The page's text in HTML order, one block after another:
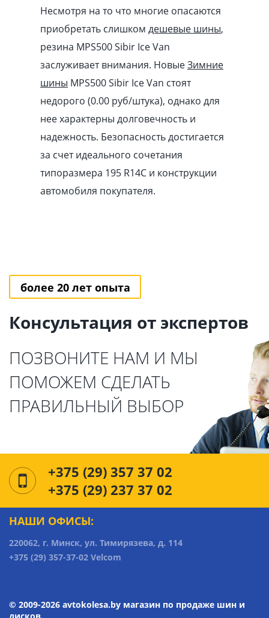
Несмотря на то что многие опасаются
приобретать слишком дешевые шины,
резина MPS500 Sibir Ice Van
заслуживает внимания. НовыеЗимние
шины MPS500 Sibir Ice Van стоят
недорого (0.00 pуб/штука), однако для
нее характерны долговечность и
надежность. Безопасность достигается
за счет идеального сочетания
типоразмера 195 R14C и конструкции
автомобиля покупателя.
более 20 лет опыта
Консультация от экспертов
ПОЗВОНИТЕ НАМ И МЫ
ПОМОЖЕМ СДЕЛАТЬ
ПРАВИЛЬНЫЙ ВЫБОР
+375 (29) 357 37 02
+375 (29) 237 37 02
НАШИ ОФИСЫ:
220062, г. Минск, ул. Тимирязева, д. 114
+375 (29) 357-37-02 Velcom
© 2009-2026 avtokolesa.by магазин по продаже шин и